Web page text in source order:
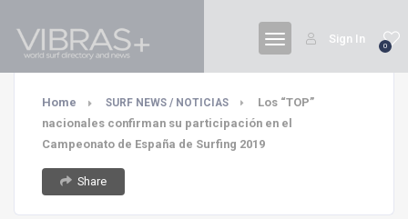
0
Sign In
Home SURF NEWS / NOTICIAS
Los “TOP”
nacionales confirman su participación en el
Campeonato de España de Surfing 2019
Share